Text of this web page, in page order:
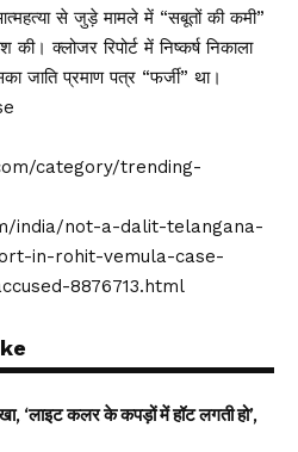
से जुड़े मामले में “सबूतों की कमी”
की। क्लोजर रिपोर्ट में निष्कर्ष निकाला
जाति प्रमाण पत्र “फर्जी” था।
category/trending-
india/not-a-dalit-telangana-
in-rohit-vemula-case-
8876713.html
‘लाइट कलर के कपड़ों में हॉट लगती हो’,